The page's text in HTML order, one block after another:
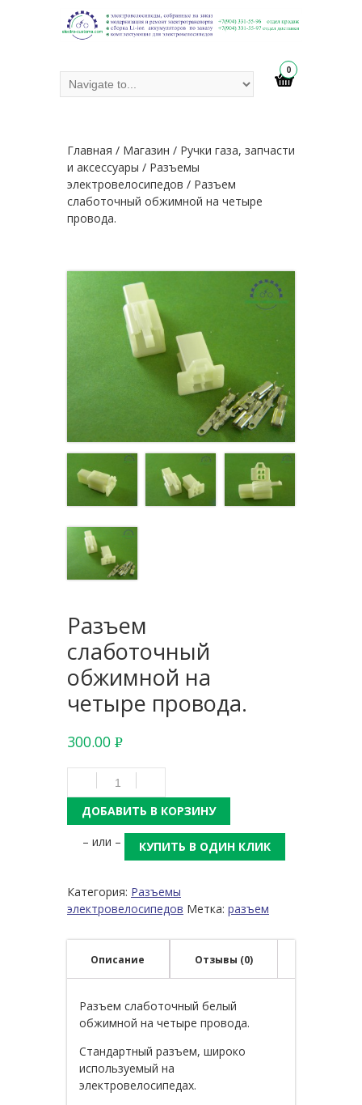
0
Главная / Магазин / Ручки газа, запчасти
и аксессуары / Разъемы
электровелосипедов / Разъем
слаботочный обжимной на четыре
провода.
Разъем
слаботочный
обжимной на
четыре провода.
300.00 Р
УБ.
ДОБАВИТЬ В КОРЗИНУ
– или –
КУПИТЬ В ОДИН КЛИК
Категория: Разъемы
электровелосипедов Метка: разъем
Описание Отзывы (0)
Разъем слаботочный белый
обжимной на четыре провода.
Стандартный разъем, широко
используемый на
электровелосипедах.